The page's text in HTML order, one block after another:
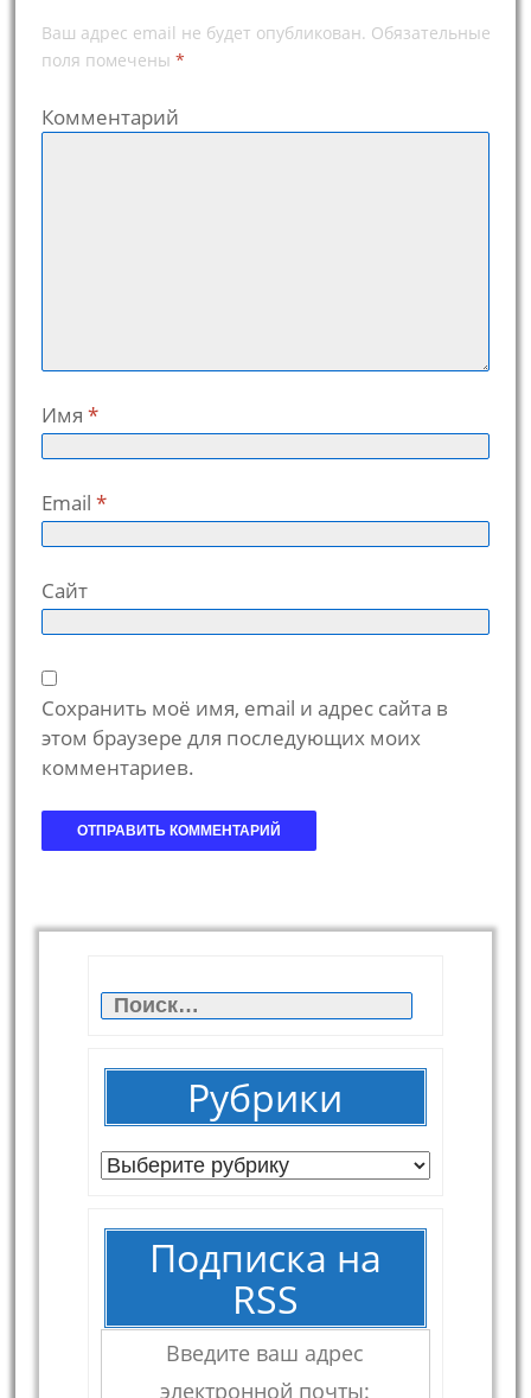
Ваш адрес email не будет опубликован. Обязательные
поля помечены *
Комментарий
Имя *
Email *
Сайт
Сохранить моё имя, email и адрес сайта в
этом браузере для последующих моих
комментариев.
Найти:
Рубрики
Рубрики
Подписка на
RSS
Введите ваш адрес
электронной почты: